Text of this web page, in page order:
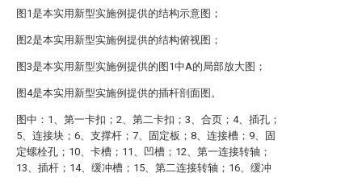
图1是本实用新型实施例提供的结构示意图；
图2是本实用新型实施例提供的结构俯视图；
图3是本实用新型实施例提供的图1中A的局部放大图；
图4是本实用新型实施例提供的插杆剖面图。
图中：1、第一卡扣；2、第二卡扣；3、合页；4、插孔；
5、连接块；6、支撑杆；7、固定板；8、连接槽；9、固
定螺栓孔；10、卡槽；11、凹槽；12、第一连接转轴；
13、插杆；14、缓冲槽；15、第二连接转轴；16、缓冲